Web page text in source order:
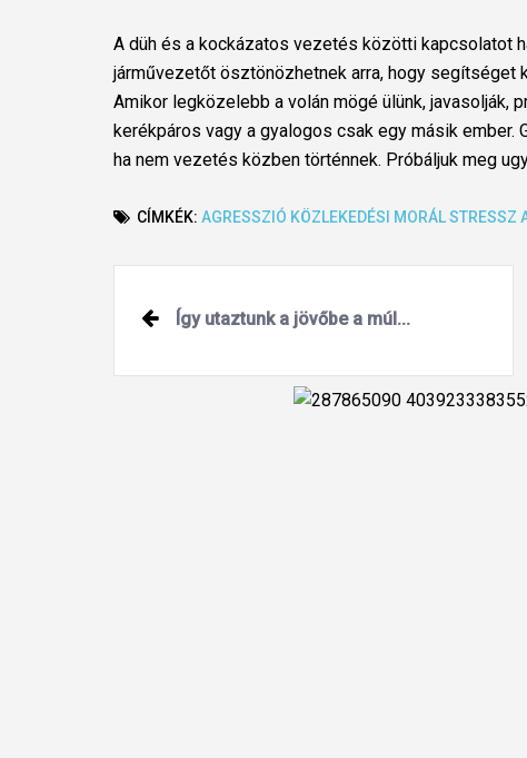
A düh és a kockázatos vezetés közötti kapcsolatot
járművezetőt ösztönözhetnek arra, hogy segítséget
Amikor legközelebb a volán mögé ülünk, javasolják,
kerékpáros vagy a gyalogos csak egy másik ember.
ha nem vezetés közben történnek. Próbáljuk meg
CÍMKÉK: AGRESSZIÓ KÖZLEKEDÉSI MORÁLSTRESSZ
Post
navigation
Így utaztunk a jövőbe a múl...